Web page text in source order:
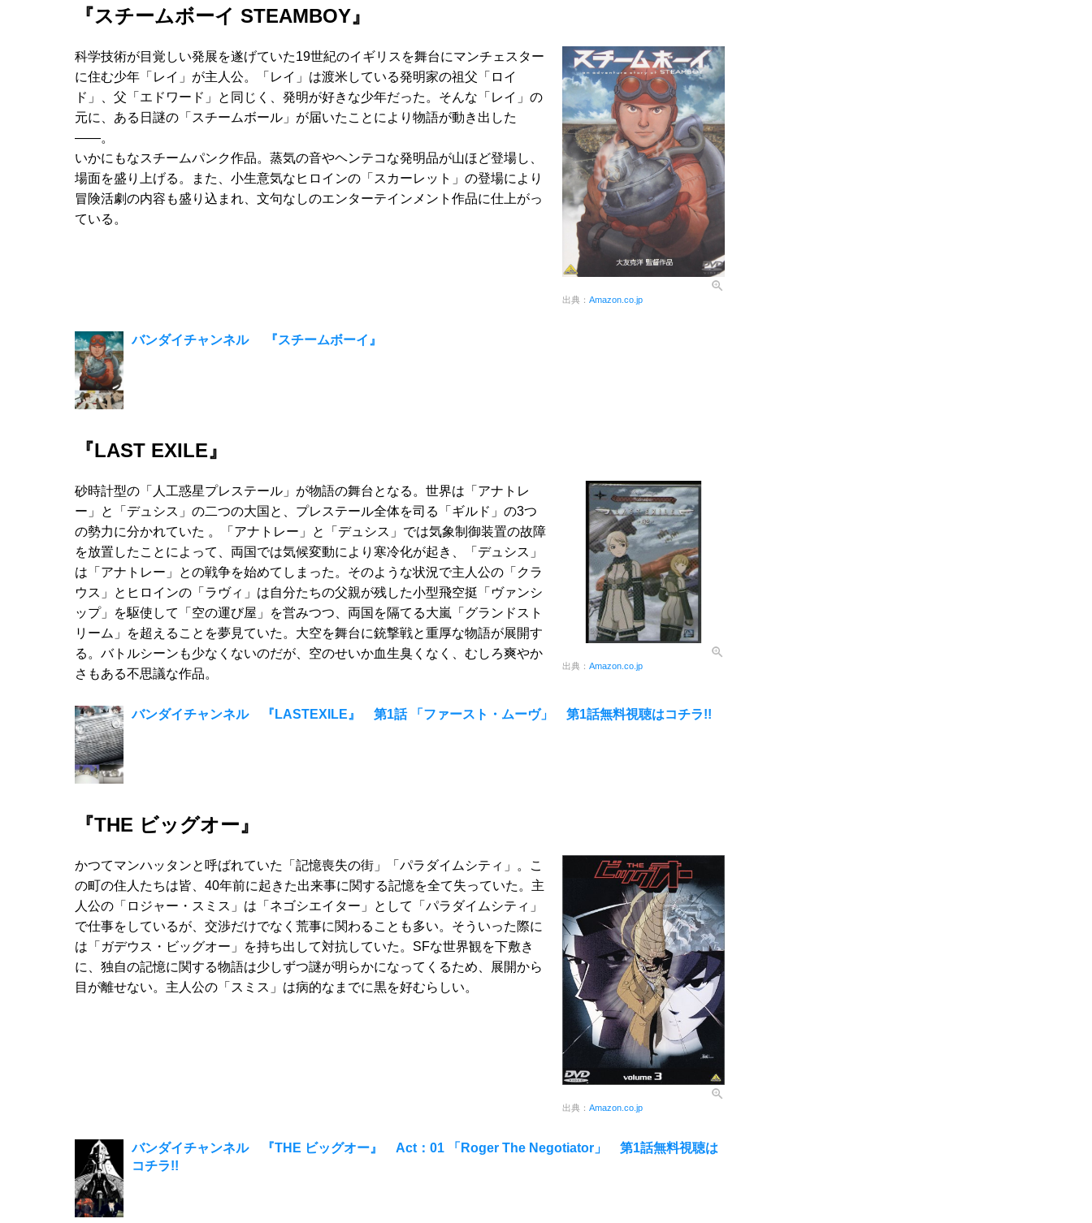
『スチームボーイ STEAMBOY』
出典： Amazon.co.jp
科学技術が目覚しい発展を遂げていた19世紀のイギリスを舞台にマンチェスター
に住む少年「レイ」が主人公。「レイ」は渡米している発明家の祖父「ロイ
ド」、父「エドワード」と同じく、発明が好きな少年だった。そんな「レイ」の
元に、ある日謎の「スチームボール」が届いたことにより物語が動き出した
――。
いかにもなスチームパンク作品。蒸気の音やヘンテコな発明品が山ほど登場し、
場面を盛り上げる。また、小生意気なヒロインの「スカーレット」の登場により
冒険活劇の内容も盛り込まれ、文句なしのエンターテインメント作品に仕上がっ
ている。
バンダイチャンネル 『スチームボーイ』
『LAST EXILE』
出典： Amazon.co.jp
砂時計型の「人工惑星プレステール」が物語の舞台となる。世界は「アナトレ
ー」と「デュシス」の二つの大国と、プレステール全体を司る「ギルド」の3つ
の勢力に分かれていた 。「アナトレー」と「デュシス」では気象制御装置の故障
を放置したことによって、両国では気候変動により寒冷化が起き、「デュシス」
は「アナトレー」との戦争を始めてしまった。そのような状況で主人公の「クラ
ウス」とヒロインの「ラヴィ」は自分たちの父親が残した小型飛空挺「ヴァンシ
ップ」を駆使して「空の運び屋」を営みつつ、両国を隔てる大嵐「グランドスト
リーム」を超えることを夢見ていた。大空を舞台に銃撃戦と重厚な物語が展開す
る。バトルシーンも少なくないのだが、空のせいか血生臭くなく、むしろ爽やか
さもある不思議な作品。
バンダイチャンネル 『LASTEXILE』 第1話 「ファースト・ムーヴ」 第1話無料視聴はコチラ!!
『THE ビッグオー』
出典： Amazon.co.jp
かつてマンハッタンと呼ばれていた「記憶喪失の街」「パラダイムシティ」。こ
の町の住人たちは皆、40年前に起きた出来事に関する記憶を全て失っていた。主
人公の「ロジャー・スミス」は「ネゴシエイター」として「パラダイムシティ」
で仕事をしているが、交渉だけでなく荒事に関わることも多い。そういった際に
は「ガデウス・ビッグオー」を持ち出して対抗していた。SFな世界観を下敷き
に、独自の記憶に関する物語は少しずつ謎が明らかになってくるため、展開から
目が離せない。主人公の「スミス」は病的なまでに黒を好むらしい。
バンダイチャンネル 『THE ビッグオー』 Act：01 「Roger The Negotiator」 第1話無料視聴は
コチラ!!